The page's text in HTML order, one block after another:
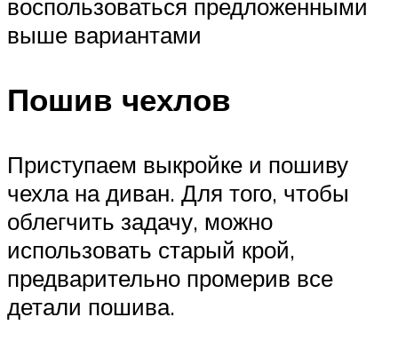
воспользоваться предложенными
выше вариантами
Пошив чехлов
Приступаем выкройке и пошиву
чехла на диван. Для того, чтобы
облегчить задачу, можно
использовать старый крой,
предварительно промерив все
детали пошива.